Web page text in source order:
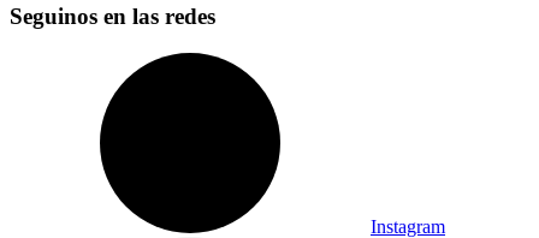
Seguinos en las redes
Instagram